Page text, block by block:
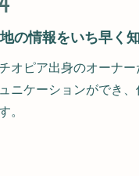
の情報をいち早く
オピア出身のオーナ
ニケーションができ
。